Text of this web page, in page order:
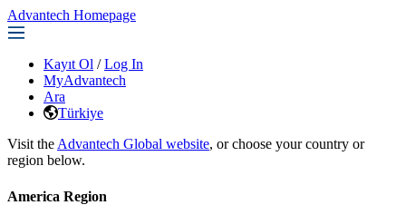
Advantech Homepage
Kayıt Ol / Log In
MyAdvantech
Ara
Türkiye
Visit the Advantech Global website, or choose your country or
region below.
America Region